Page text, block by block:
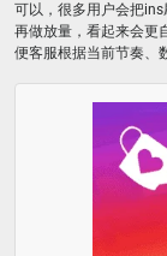
可以，很多用户会把
再做放量，看起来会更
便客服根据当前节奏、